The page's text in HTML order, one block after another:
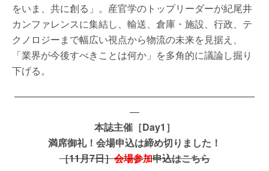
をいま、共に創る」。産官学のトップリーダーが紀尾井
カンファレンスに集結し、輸送、倉庫・施設、行政、テ
クノロジーまで幅広い視点から物流の未来を見据え、
「業界が今後すべきことは何か」を多角的に議論し掘り
下げる。
—————————————————————————
—
本誌主催［Day1］
満席御礼！会場申込は締め切りました！
［11月7日］会場参加申込はこちら